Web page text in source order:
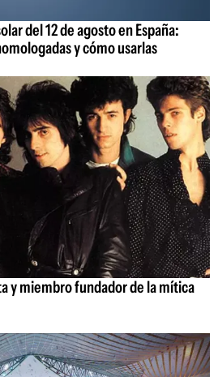
del 12 de agosto en España:
y cómo usarlas
y miembro fundador de la mítica